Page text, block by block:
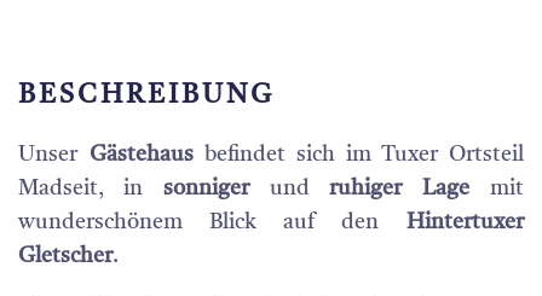
BESCHREIBUNG
Unser Gästehausbefindet sich im Tuxer Ortsteil
Madseit, in sonnigerundruhiger Lage mit
wunderschönem Blick auf den Hintertuxer
Gletscher.